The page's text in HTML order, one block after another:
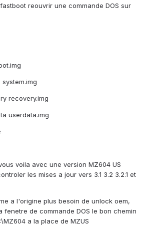
reouvrir une commande DOS sur
recovery.img
userdata.img
voila avec une version MZ604 US
les mises a jour vers 3.1 3.2 3.2.1 et
a l'origine plus besoin de unlock oem,
fenetre de commande DOS le bon chemin
a la place de MZUS